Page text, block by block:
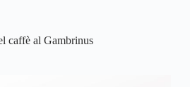
caffè al Gambrinus